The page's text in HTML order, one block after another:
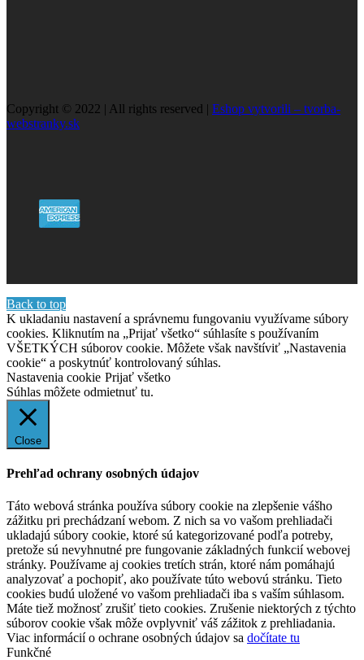
Copyright © 2022 | All rights reserved | Eshop vytvorili – tvorba-
webstranky.sk
Back to top
K ukladaniu nastavení a správnemu fungovaniu využívame súbory
cookies. Kliknutím na „Prijať všetko“ súhlasíte s používaním
VŠETKÝCH súborov cookie. Môžete však navštíviť „Nastavenia
cookie“ a poskytnúť kontrolovaný súhlas.
Nastavenia cookie Prijať všetko
Súhlas môžete odmietnuť tu.
Close
Prehľad ochrany osobných údajov
Táto webová stránka používa súbory cookie na zlepšenie vášho
zážitku pri prechádzaní webom. Z nich sa vo vašom prehliadači
ukladajú súbory cookie, ktoré sú kategorizované podľa potreby,
pretože sú nevyhnutné pre fungovanie základných funkcií webovej
stránky. Používame aj cookies tretích strán, ktoré nám pomáhajú
analyzovať a pochopiť, ako používate túto webovú stránku. Tieto
cookies budú uložené vo vašom prehliadači iba s vaším súhlasom.
Máte tiež možnosť zrušiť tieto cookies. Zrušenie niektorých z týchto
súborov cookie však môže ovplyvniť váš zážitok z prehliadania.
Viac informácií o ochrane osobných údajov sa dočítate tu
Funkčné